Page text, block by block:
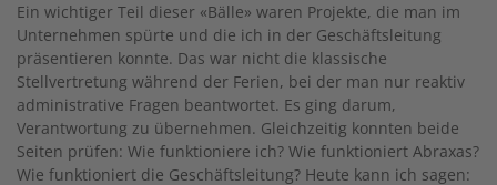
Ein wichtiger Teil dieser «Bälle» waren Projekte, die man im
Unternehmen spürte und die ich in der Geschäftsleitung
präsentieren konnte. Das war nicht die klassische
Stellvertretung während der Ferien, bei der man nur reaktiv
administrative Fragen beantwortet. Es ging darum,
Verantwortung zu übernehmen. Gleichzeitig konnten beide
Seiten prüfen: Wie funktioniere ich? Wie funktioniert Abraxas?
Wie funktioniert die Geschäftsleitung? Heute kann ich sagen: